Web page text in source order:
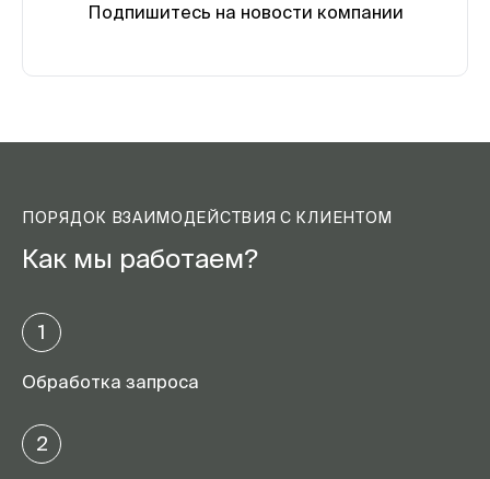
Подпишитесь на новости компании
ПОРЯДОК ВЗАИМОДЕЙСТВИЯ С КЛИЕНТОМ
Как мы работаем?
1
Обработка запроса
2